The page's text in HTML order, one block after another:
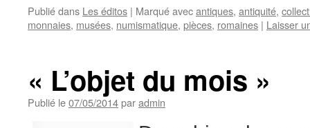
Publié dans Les éditos | Marqué avecantiques, antiquité,
monnaies, musées, numismatique, pièces, romaines | Laisser
« L’objet du mois »
Publié le07/05/2014paradmin